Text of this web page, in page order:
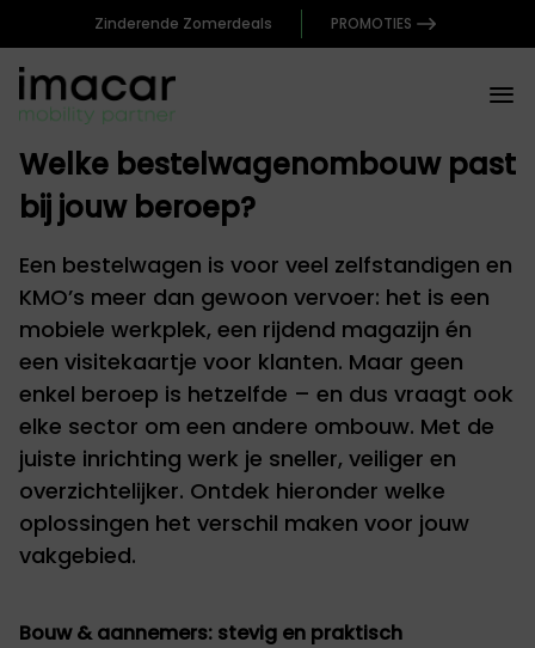
Zinderende Zomerdeals PROMOTIES
Welke bestelwagenombouw past
bij jouw beroep?
Een bestelwagen is voor veel zelfstandigen en
KMO’s meer dan gewoon vervoer: het is een
mobiele werkplek, een rijdend magazijn én
een visitekaartje voor klanten. Maar geen
enkel beroep is hetzelfde – en dus vraagt ook
elke sector om een andere ombouw. Met de
juiste inrichting werk je sneller, veiliger en
overzichtelijker. Ontdek hieronder welke
oplossingen het verschil maken voor jouw
vakgebied.
Bouw & aannemers: stevig en praktisch